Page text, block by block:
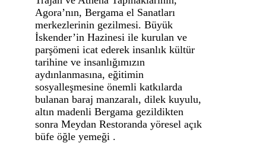
Agora’nın, Bergama el Sanatları
merkezlerinin gezilmesi. Büyük
İskender’in Hazinesi ile kurulan ve
parşömeni icat ederek insanlık kültür
tarihine ve insanlığımızın
aydınlanmasına, eğitimin
sosyalleşmesine önemli katkılarda
bulanan baraj manzaralı, dilek kuyulu,
altın madenli Bergama gezildikten
sonra Meydan Restoranda yöresel açık
büfe öğle yemeği .